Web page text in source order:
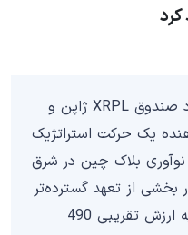
در 11 ژوئن 2024، ریپل از ایجاد صندوق XRPL ژاپن و
یک حرکت استراتژیک
بلاک چین در شرق
از تعهد گسترده‌تر
ریپل است که 1 میلیارد XRP (به ارزش تقریبی 490